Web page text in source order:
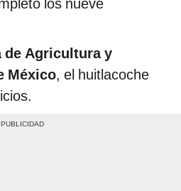
los nueve
de Agricultura y
México, el huitlacoche